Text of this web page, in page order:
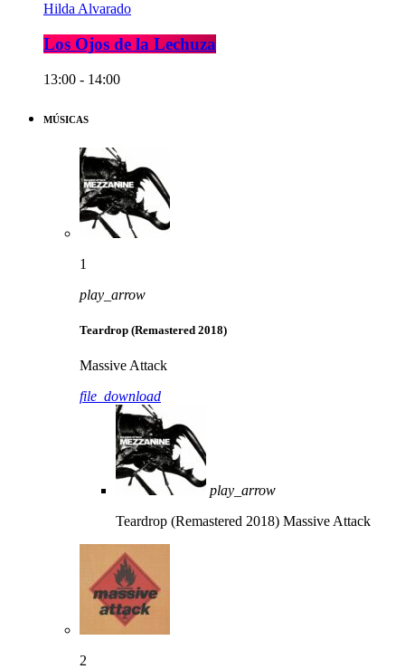
Hilda Alvarado
Los Ojos de la Lechuza
13:00 - 14:00
MÚSICAS
1
play_arrow
Teardrop (Remastered 2018)
Massive Attack
file_download
play_arrow
Teardrop (Remastered 2018) Massive Attack
2